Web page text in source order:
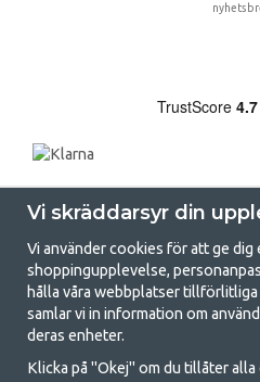
GetCamping.se -
och
Vi skräddarsyr din
Vi använder cookies för att ge dig
shoppingupplevelse,
hålla våra webbplatser tillförlitliga
samlar vi in information om
deras enheter.
Klicka på "Okej" om du tillåter